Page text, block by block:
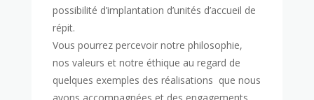
possibilité d’implantation d’unités d’accueil de
répit.
Vous pourrez percevoir notre philosophie,
nos valeurs et notre éthique au regard de
quelques exemples des réalisations que nous